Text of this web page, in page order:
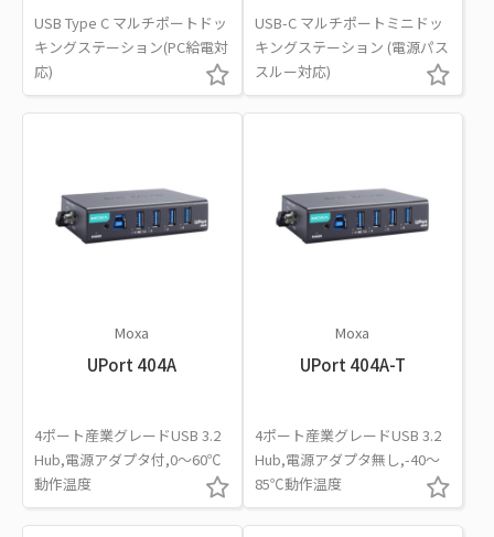
USB Type C マルチポートドッ
キングステーション(PC給電対
応)
USB-C マルチポートミニドッ
キングステーション (電源パス
スルー対応)
Moxa
UPort 404A
4ポート産業グレードUSB 3.2
Hub,電源アダプタ付,0～60℃
動作温度
Moxa
UPort 404A-T
4ポート産業グレードUSB 3.2
Hub,電源アダプタ無し,-40～
85℃動作温度